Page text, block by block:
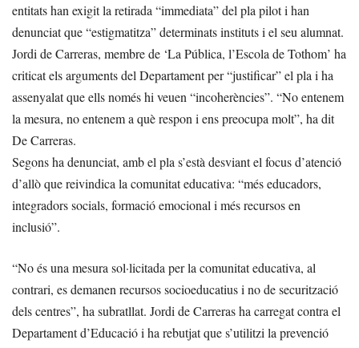
entitats han exigit la retirada “immediata” del pla pilot i han
denunciat que “estigmatitza” determinats instituts i el seu alumnat.
Jordi de Carreras, membre de ‘La Pública, l’Escola de Tothom’ ha
criticat els arguments del Departament per “justificar” el pla i ha
assenyalat que ells només hi veuen “incoherències”. “No entenem
la mesura, no entenem a què respon i ens preocupa molt”, ha dit
De Carreras.
Segons ha denunciat, amb el pla s’està desviant el focus d’atenció
d’allò que reivindica la comunitat educativa: “més educadors,
integradors socials, formació emocional i més recursos en
inclusió”.
“No és una mesura sol·licitada per la comunitat educativa, al
contrari, es demanen recursos socioeducatius i no de securització
dels centres”, ha subratllat. Jordi de Carreras ha carregat contra el
Departament d’Educació i ha rebutjat que s’utilitzi la prevenció